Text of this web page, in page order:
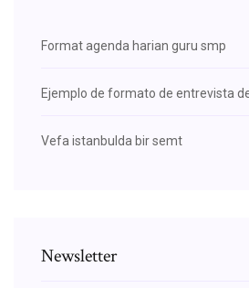
Format agenda harian guru smp
Ejemplo de formato de entrevista
Vefa istanbulda bir semt
Newsletter